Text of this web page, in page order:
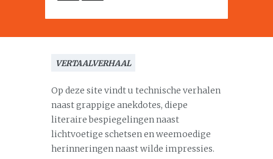
VERTAALVERHAAL
Op deze site vindt u technische verhalen
naast grappige anekdotes, diepe
literaire bespiegelingen naast
lichtvoetige schetsen en weemoedige
herinneringen naast wilde impressies.